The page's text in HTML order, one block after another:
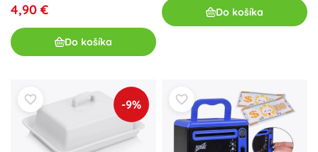
4,90 €
Do košíka
Do košíka
-9%